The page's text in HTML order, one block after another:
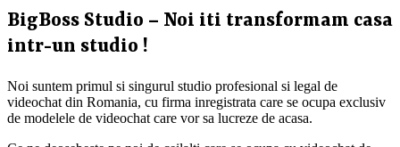
BigBoss Studio – Noi iti transformam casa
intr-un studio !
Noi suntem primul si singurul studio profesional si legal de
videochat din Romania, cu firma inregistrata care se ocupa exclusiv
de modelele de videochat care vor sa lucreze de acasa.